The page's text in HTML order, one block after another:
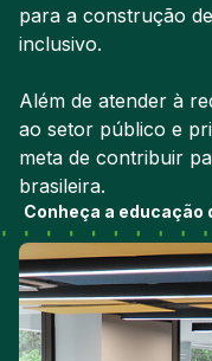
para a construção
inclusivo.
Além de atender à
ao setor público e
meta de contribuir
brasileira.
Conheça a educação